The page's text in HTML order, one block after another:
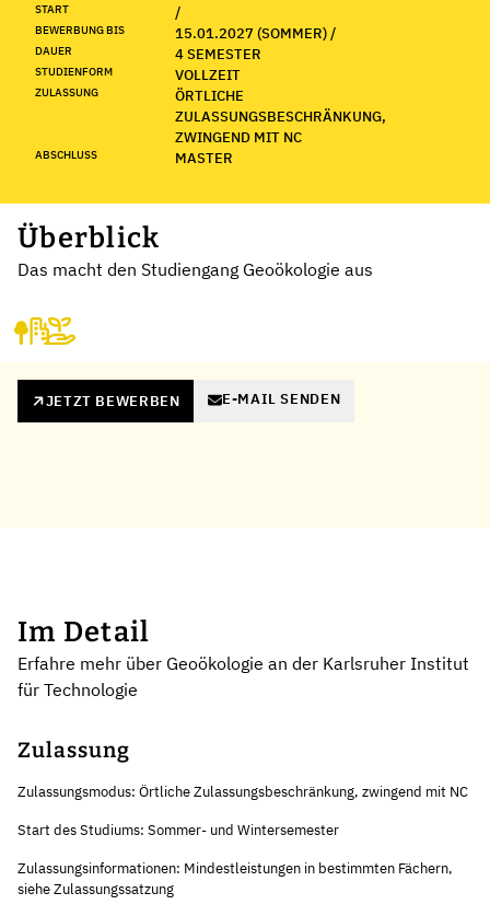
START /
BEWERBUNG BIS 15.01.2027 (SOMMER) /
DAUER 4 SEMESTER
STUDIENFORM VOLLZEIT
ZULASSUNG
ÖRTLICHE
ZULASSUNGSBESCHRÄNKUNG,
ZWINGEND MIT NC
ABSCHLUSS MASTER
Überblick
Das macht den Studiengang Geoökologie aus
JETZT BEWERBEN E-MAIL SENDEN
Im Detail
Erfahre mehr über Geoökologie an der Karlsruher Institut
für Technologie
Zulassung
Zulassungsmodus: Örtliche Zulassungsbeschränkung, zwingend mit NC
Start des Studiums: Sommer- und Wintersemester
Zulassungsinformationen: Mindestleistungen in bestimmten Fächern,
siehe Zulassungssatzung